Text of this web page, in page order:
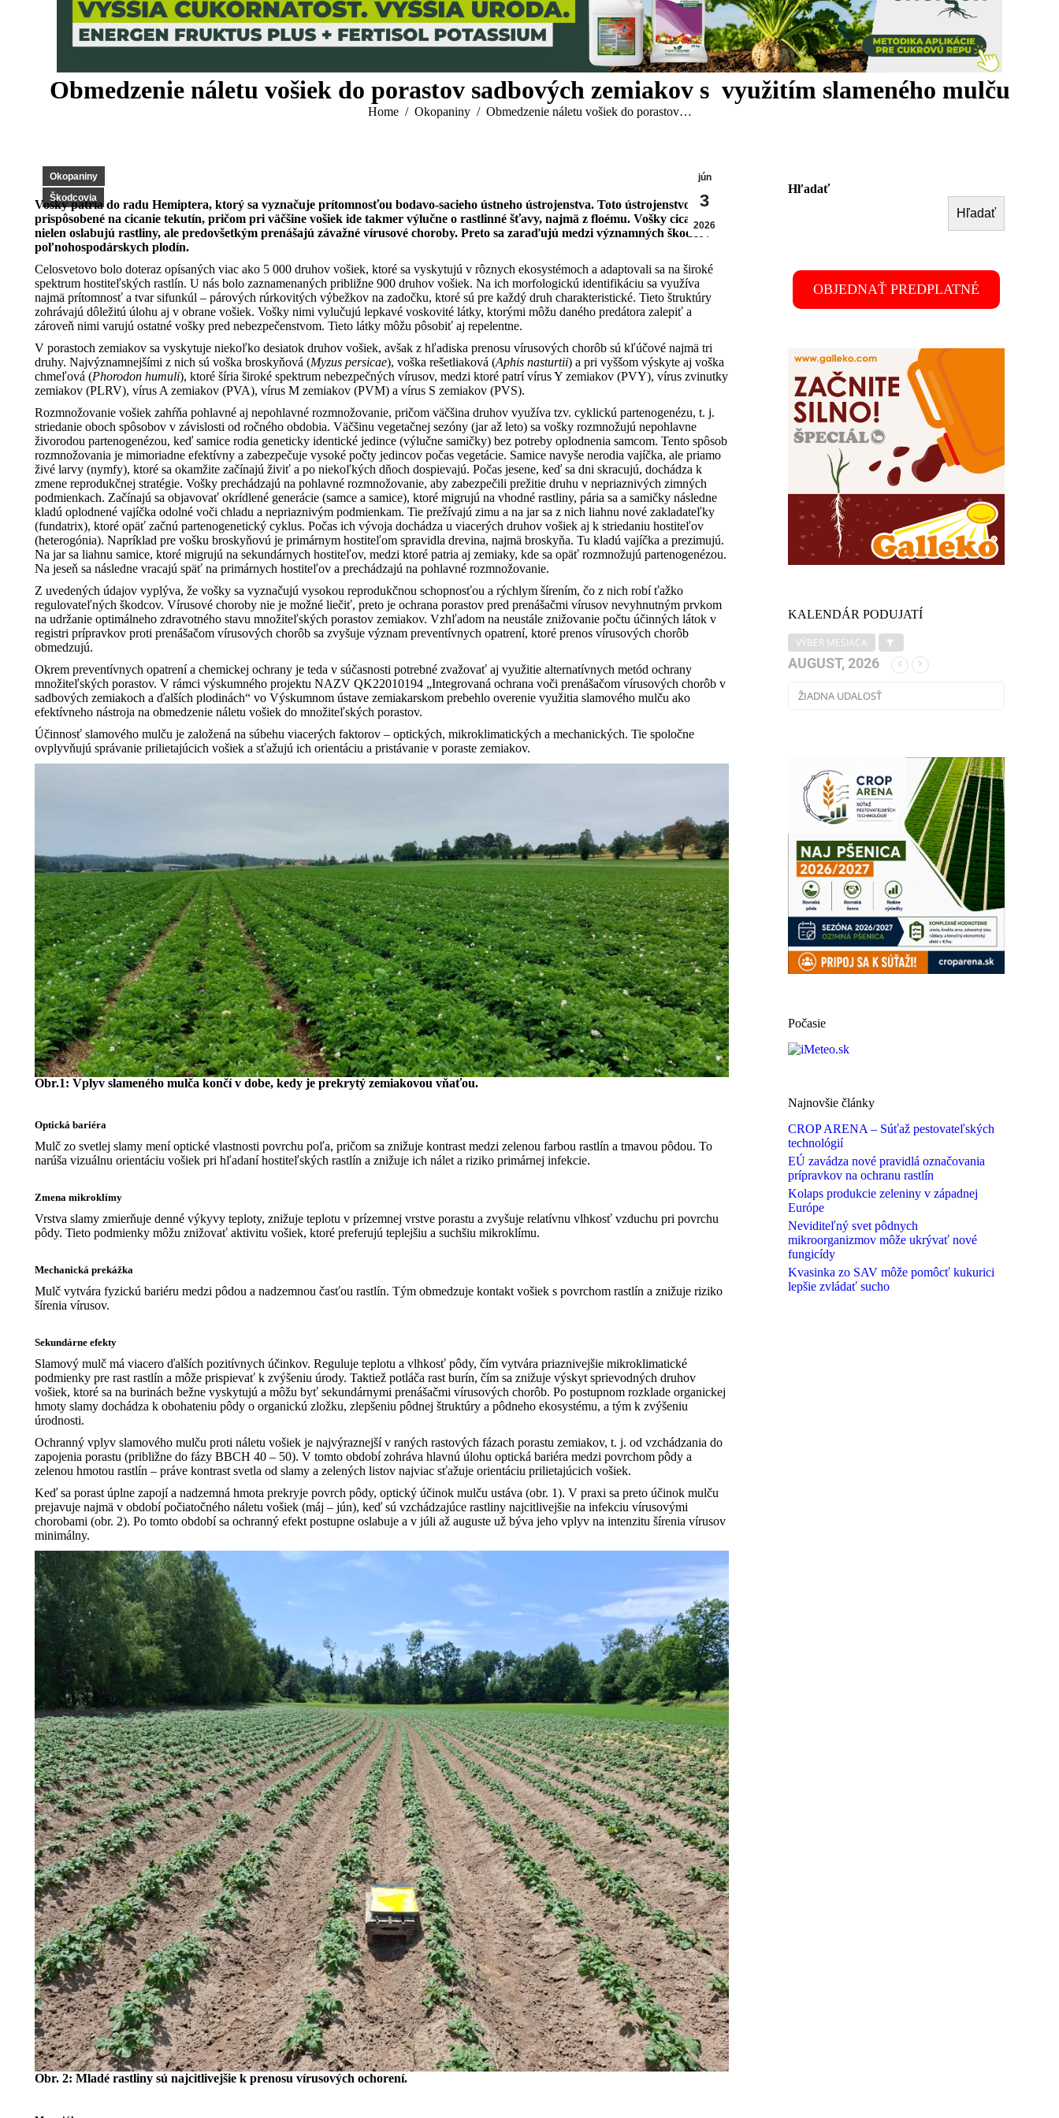
Obmedzenie náletu vošiek do porastov sadbových zemiakov s využitím slameného mulču
You are here:
Home Okopaniny Obmedzenie náletu vošiek do porastov…
jún
3
2026
Okopaniny
Škodcovia
Vošky patria do radu Hemiptera, ktorý sa vyznačuje prítomnosťou bodavo-sacieho ústneho ústrojenstva. Toto ústrojenstvo je
prispôsobené na cicanie tekutín, pričom pri väčšine vošiek ide takmer výlučne o rastlinné šťavy, najmä z floému. Vošky cicaním
nielen oslabujú rastliny, ale predovšetkým prenášajú závažné vírusové choroby. Preto sa zaraďujú medzi významných škodcov
poľnohospodárskych plodín.
Celosvetovo bolo doteraz opísaných viac ako 5 000 druhov vošiek, ktoré sa vyskytujú v rôznych ekosystémoch a adaptovali sa na široké
spektrum hostiteľských rastlín. U nás bolo zaznamenaných približne 900 druhov vošiek. Na ich morfologickú identifikáciu sa využíva
najmä prítomnosť a tvar sifunkúl – párových rúrkovitých výbežkov na zadočku, ktoré sú pre každý druh charakteristické. Tieto štruktúry
zohrávajú dôležitú úlohu aj v obrane vošiek. Vošky nimi vylučujú lepkavé voskovité látky, ktorými môžu daného predátora zalepiť a
zároveň nimi varujú ostatné vošky pred nebezpečenstvom. Tieto látky môžu pôsobiť aj repelentne.
V porastoch zemiakov sa vyskytuje niekoľko desiatok druhov vošiek, avšak z hľadiska prenosu vírusových chorôb sú kľúčové najmä tri
druhy. Najvýznamnejšími z nich sú voška broskyňová (Myzus persicae), voška rešetliaková (Aphis nasturtii) a pri vyššom výskyte aj voška
chmeľová (Phorodon humuli), ktoré šíria široké spektrum nebezpečných vírusov, medzi ktoré patrí vírus Y zemiakov (PVY), vírus zvinutky
zemiakov (PLRV), vírus A zemiakov (PVA), vírus M zemiakov (PVM) a vírus S zemiakov (PVS).
Rozmnožovanie vošiek zahŕňa pohlavné aj nepohlavné rozmnožovanie, pričom väčšina druhov využíva tzv. cyklickú partenogenézu, t. j.
striedanie oboch spôsobov v závislosti od ročného obdobia. Väčšinu vegetačnej sezóny (jar až leto) sa vošky rozmnožujú nepohlavne
živorodou partenogenézou, keď samice rodia geneticky identické jedince (výlučne samičky) bez potreby oplodnenia samcom. Tento spôsob
rozmnožovania je mimoriadne efektívny a zabezpečuje vysoké počty jedincov počas vegetácie. Samice navyše nerodia vajíčka, ale priamo
živé larvy (nymfy), ktoré sa okamžite začínajú živiť a po niekoľkých dňoch dospievajú. Počas jesene, keď sa dni skracujú, dochádza k
zmene reprodukčnej stratégie. Vošky prechádzajú na pohlavné rozmnožovanie, aby zabezpečili prežitie druhu v nepriaznivých zimných
podmienkach. Začínajú sa objavovať okrídlené generácie (samce a samice), ktoré migrujú na vhodné rastliny, pária sa a samičky následne
kladú oplodnené vajíčka odolné voči chladu a nepriaznivým podmienkam. Tie prežívajú zimu a na jar sa z nich liahnu nové zakladateľky
(fundatrix), ktoré opäť začnú partenogenetický cyklus. Počas ich vývoja dochádza u viacerých druhov vošiek aj k striedaniu hostiteľov
(heterogónia). Napríklad pre vošku broskyňovú je primárnym hostiteľom spravidla drevina, najmä broskyňa. Tu kladú vajíčka a prezimujú.
Na jar sa liahnu samice, ktoré migrujú na sekundárnych hostiteľov, medzi ktoré patria aj zemiaky, kde sa opäť rozmnožujú partenogenézou.
Na jeseň sa následne vracajú späť na primárnych hostiteľov a prechádzajú na pohlavné rozmnožovanie.
Z uvedených údajov vyplýva, že vošky sa vyznačujú vysokou reprodukčnou schopnosťou a rýchlym šírením, čo z nich robí ťažko
regulovateľných škodcov. Vírusové choroby nie je možné liečiť, preto je ochrana porastov pred prenášačmi vírusov nevyhnutným prvkom
na udržanie optimálneho zdravotného stavu množiteľských porastov zemiakov. Vzhľadom na neustále znižovanie počtu účinných látok v
registri prípravkov proti prenášačom vírusových chorôb sa zvyšuje význam preventívnych opatrení, ktoré prenos vírusových chorôb
obmedzujú.
Okrem preventívnych opatrení a chemickej ochrany je teda v súčasnosti potrebné zvažovať aj využitie alternatívnych metód ochrany
množiteľských porastov. V rámci výskumného projektu NAZV QK22010194 „Integrovaná ochrana voči prenášačom vírusových chorôb v
sadbových zemiakoch a ďalších plodinách“ vo Výskumnom ústave zemiakarskom prebehlo overenie využitia slamového mulču ako
efektívneho nástroja na obmedzenie náletu vošiek do množiteľských porastov.
Účinnosť slamového mulču je založená na súbehu viacerých faktorov – optických, mikroklimatických a mechanických. Tie spoločne
ovplyvňujú správanie prilietajúcich vošiek a sťažujú ich orientáciu a pristávanie v poraste zemiakov.
Obr.1: Vplyv slameného mulča končí v dobe, kedy je prekrytý zemiakovou vňaťou.
Optická bariéra
Mulč zo svetlej slamy mení optické vlastnosti povrchu poľa, pričom sa znižuje kontrast medzi zelenou farbou rastlín a tmavou pôdou. To
narúša vizuálnu orientáciu vošiek pri hľadaní hostiteľských rastlín a znižuje ich nálet a riziko primárnej infekcie.
Zmena mikroklímy
Vrstva slamy zmierňuje denné výkyvy teploty, znižuje teplotu v prízemnej vrstve porastu a zvyšuje relatívnu vlhkosť vzduchu pri povrchu
pôdy. Tieto podmienky môžu znižovať aktivitu vošiek, ktoré preferujú teplejšiu a suchšiu mikroklímu.
Mechanická prekážka
Mulč vytvára fyzickú bariéru medzi pôdou a nadzemnou časťou rastlín. Tým obmedzuje kontakt vošiek s povrchom rastlín a znižuje riziko
šírenia vírusov.
Sekundárne efekty
Slamový mulč má viacero ďalších pozitívnych účinkov. Reguluje teplotu a vlhkosť pôdy, čím vytvára priaznivejšie mikroklimatické
podmienky pre rast rastlín a môže prispievať k zvýšeniu úrody. Taktiež potláča rast burín, čím sa znižuje výskyt sprievodných druhov
vošiek, ktoré sa na burinách bežne vyskytujú a môžu byť sekundárnymi prenášačmi vírusových chorôb. Po postupnom rozklade organickej
hmoty slamy dochádza k obohateniu pôdy o organickú zložku, zlepšeniu pôdnej štruktúry a pôdneho ekosystému, a tým k zvýšeniu
úrodnosti.
Ochranný vplyv slamového mulču proti náletu vošiek je najvýraznejší v raných rastových fázach porastu zemiakov, t. j. od vzchádzania do
zapojenia porastu (približne do fázy BBCH 40 – 50). V tomto období zohráva hlavnú úlohu optická bariéra medzi povrchom pôdy a
zelenou hmotou rastlín – práve kontrast svetla od slamy a zelených listov najviac sťažuje orientáciu prilietajúcich vošiek.
Keď sa porast úplne zapojí a nadzemná hmota prekryje povrch pôdy, optický účinok mulču ustáva (obr. 1). V praxi sa preto účinok mulču
prejavuje najmä v období počiatočného náletu vošiek (máj – jún), keď sú vzchádzajúce rastliny najcitlivejšie na infekciu vírusovými
chorobami (obr. 2). Po tomto období sa ochranný efekt postupne oslabuje a v júli až auguste už býva jeho vplyv na intenzitu šírenia vírusov
minimálny.
Obr. 2: Mladé rastliny sú najcitlivejšie k prenosu vírusových ochorení.
Hľadať
Hľadať
OBJEDNAŤ PREDPLATNÉ
KALENDÁR PODUJATÍ
VÝBER MESIACA
AUGUST, 2026
ŽIADNA UDALOSŤ
Počasie
Najnovšie články
CROP ARENA – Súťaž pestovateľských
technológií
EÚ zavádza nové pravidlá označovania
prípravkov na ochranu rastlín
Kolaps produkcie zeleniny v západnej
Európe
Neviditeľný svet pôdnych
mikroorganizmov môže ukrývať nové
fungicídy
Kvasinka zo SAV môže pomôcť kukurici
lepšie zvládať sucho